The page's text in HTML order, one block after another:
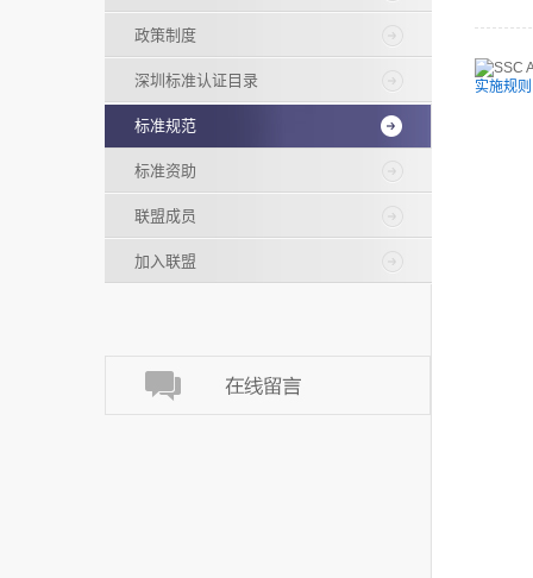
政策制度
深圳标准认证目录
标准规范
标准资助
联盟成员
加入联盟
实施规